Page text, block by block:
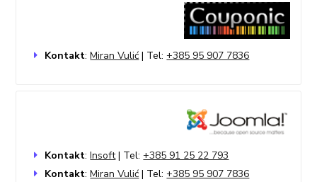
Kontakt:Miran Vulić | Tel:+385 95 907 7836
Kontakt:Insoft| Tel:+385 91 25 22 793
Kontakt:Miran Vulić | Tel:+385 95 907 7836